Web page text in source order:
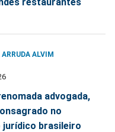
ALVIM
advogada,
no
jurídico brasileiro